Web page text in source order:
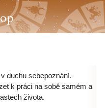
duchu sebepoznání.
k práci na sobě samém a
života.